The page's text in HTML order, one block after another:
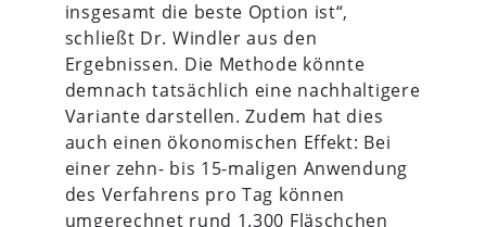
insgesamt die beste Option ist“,
schließt Dr. Windler aus den
Ergebnissen. Die Methode könnte
demnach tatsächlich eine nachhaltigere
Variante darstellen. Zudem hat dies
auch einen ökonomischen Effekt: Bei
einer zehn- bis 15-maligen Anwendung
des Verfahrens pro Tag können
umgerechnet rund 1.300 Fläschchen